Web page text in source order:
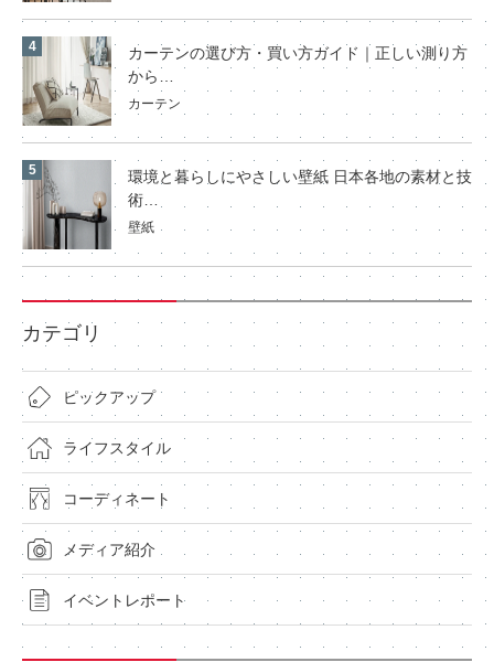
カーテンの選び方・買い方ガイド｜正しい測り方
から…
カーテン
環境と暮らしにやさしい壁紙 日本各地の素材と技
術…
壁紙
カテゴリ
ピックアップ
ライフスタイル
コーディネート
メディア紹介
イベントレポート